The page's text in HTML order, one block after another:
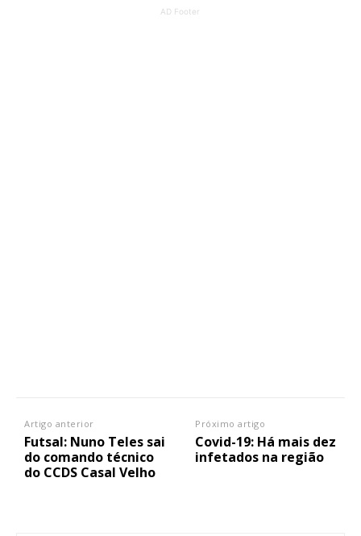
AD Footer
Artigo anterior
Futsal: Nuno Teles sai
do comando técnico
do CCDS Casal Velho
Próximo artigo
Covid-19: Há mais dez
infetados na região